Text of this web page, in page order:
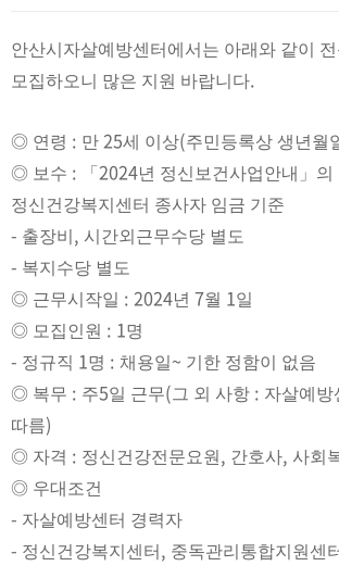
본문
안산시자살예방센터에서는 아래와 같이
모집하오니 많은 지원 바랍니다.
◎ 연령 : 만 25세 이상(주민등록상 생년월
◎ 보수 : 「 2024년 정신보건사업안내 」 의
정신건강복지센터 종사자 임금 기준
- 출장비 , 시간외근무수당 별도
- 복지수당 별도
◎ 근무시작일 : 2024년 7월 1일
◎ 모집인원 : 1명
- 정규직 1명 : 채용일~ 기한 정함이 없음
◎ 복무 : 주5일 근무(그 외 사항 : 자살예방
따름)
◎ 자격 : 정신건강전문요원, 간호사, 사회
◎ 우대조건
- 자살예방센터 경력자
- 정신건강복지센터 , 중독관리통합지원센